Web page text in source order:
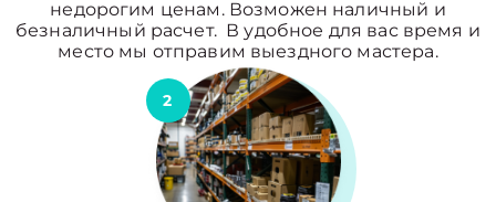
недорогим ценам. Возможен наличный и
безналичный расчет. В удобное для вас время и
место мы отправим выездного мастера.
2